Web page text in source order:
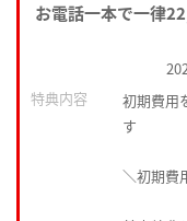
お電話一本で一律
特典内容
初期費用
す
＼初期費